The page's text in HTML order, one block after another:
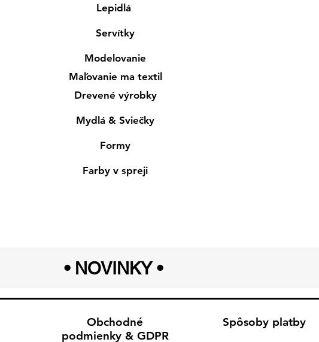
Lepidlá
Servítky
Modelovanie
Maľovanie ma textil
Drevené výrobky
Mydlá & Sviečky
Formy
Farby v spreji
• NOVINKY •
Obchodné
podmienky & GDPR
Spôsoby platby